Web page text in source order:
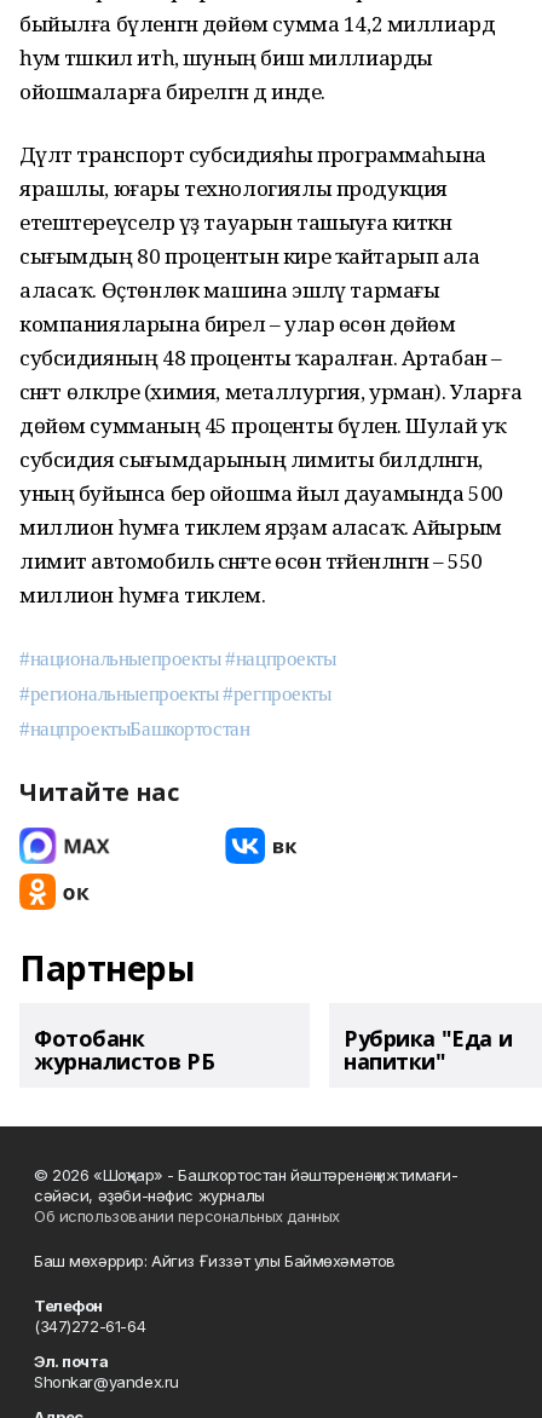
быйылға бүленгән дөйөм сумма 14,2 миллиард
һум тәшкил итһә, шуның биш миллиарды
ойошмаларға бирелгән дә инде.
Дәүләт транспорт субсидияһы программаһына
ярашлы, юғары технологиялы продукция
етештереүселәр үҙ тауарын ташыуға киткән
сығымдың 80 процентын кире ҡайтарып ала
аласаҡ. Өҫтөнлөк машина эшләү тармағы
компанияларына бирелә – улар өсөн дөйөм
субсидияның 48 проценты ҡаралған. Артабан –
сәнәғәт өлкәләре (химия, металлургия, урман). Уларға
дөйөм сумманың 45 проценты бүленә. Шулай уҡ
субсидия сығымдарының лимиты билдәләнгән,
уның буйынса бер ойошма йыл дауамында 500
миллион һумға тиклем ярҙам аласаҡ. Айырым
лимит автомобиль сәнәғәте өсөн тәғәйенләнгән – 550
миллион һумға тиклем.
#национальныепроекты#нацпроекты
#региональныепроекты#регпроекты
#нацпроектыБашкортостан
Читайте нас
Партнеры
Фотобанк
журналистов РБ
Рубрика "Еда и
напитки"
© 2026 «Шоңҡар» - Башҡортостан йәштәренәң ижтимағи-
сәйәси, әҙәби-нәфис журналы
Об использовании персональных данных
Баш мөхәррир: Айгиз Ғиззәт улы Баймөхәмәтов
Телефон
(347)272-61-64
Эл. почта
Shonkar@yandex.ru